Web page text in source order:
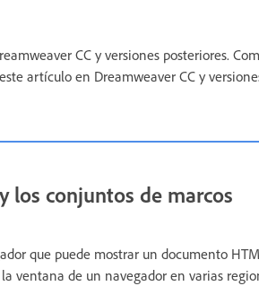
CC y versiones posteriores.
artículo en Dreamweaver CC y
los conjuntos de marcos
que puede mostrar un documento
ventana de un navegador en varias